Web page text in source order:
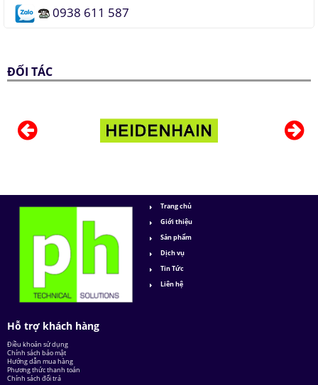
0938 611 587
ĐỐI TÁC
Trang chủ
Giới thiệu
Sản phẩm
Dịch vụ
Tin Tức
Liên hệ
Hỗ trợ khách hàng
Điều khoản sử dụng
Chính sách bảo mật
Hướng dẫn mua hàng
Phương thức thanh toán
Chính sách đổi trả